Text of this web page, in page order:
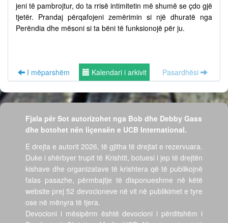
jeni të pambrojtur, do ta rrisë intimitetin më shumë se çdo gjë
tjetër. Prandaj përqafojeni zemërimin si një dhuratë nga
Perëndia dhe mësoni si ta bëni të funksionojë për ju.
I mëparshëm Kalendari i arkivit Pasardhësi
Fjala për Sot autorizohet nga Bob dhe Debby Gass
dhe botohet nën liçensën e UCB International.
E drejta e autorit 2026, të gjitha të drejtat e rezervuara.
Duke i shërbyer trupit të Krishtit, botuesi i jep të drejtën
kishave dhe organizatave të krishtera që të publikojnë
falas pasazhe, përmbajtje të disponueshme në këtë
website prej 52 devocioneve në vit në publikimet e tyre
ose në mënyra të tjera.
Devocioni i mësipërm është devocioni i përditshëm i